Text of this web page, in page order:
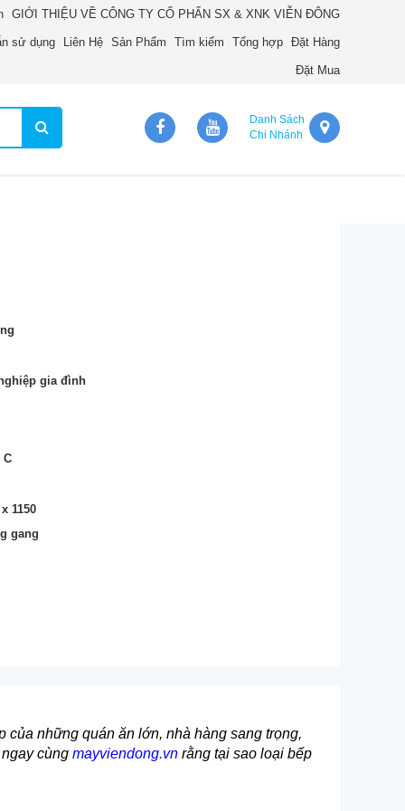
GIỚI THIỆU VỀ CÔNG TY CỔ PHẨN SX & XNK VIỄN ĐÔNG
sử dụng Liên Hệ Sản Phẩm Tìm kiếm Tổng hợp Đặt Hàng
Đặt Mua
Danh Sách
Chi Nhánh
gia đình
C
1150
gang
của những quán ăn lớn, nhà hàng sang trọng,
cùng mayviendong.vnrằng tại sao loại bếp